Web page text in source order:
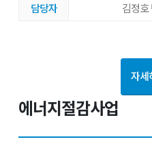
담당자
김정
자세
에너지절감사업